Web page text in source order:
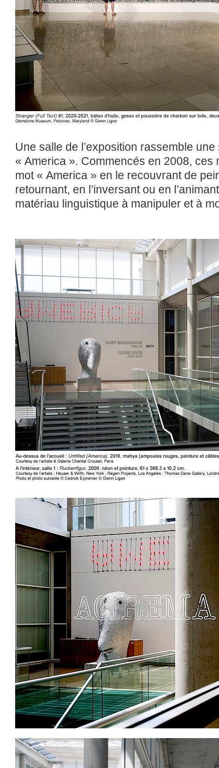
Une salle de l’exposition rassemble
« America ». Commencés en 2008, ces
mot « America » en le recouvrant de
retournant, en l’inversant ou en
matériau linguistique à manipuler et à